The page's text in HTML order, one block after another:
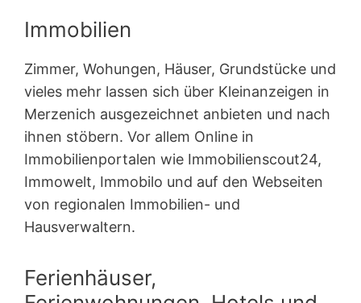
Immobilien
Zimmer, Wohungen, Häuser, Grundstücke und
vieles mehr lassen sich über Kleinanzeigen in
Merzenich ausgezeichnet anbieten und nach
ihnen stöbern. Vor allem Online in
Immobilienportalen wie Immobilienscout24,
Immowelt, Immobilo und auf den Webseiten
von regionalen Immobilien- und
Hausverwaltern.
Ferienhäuser,